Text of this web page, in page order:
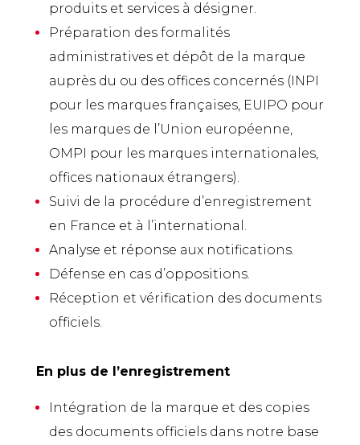
produits et services à désigner.
Préparation des formalités
administratives et dépôt de la marque
auprès du ou des offices concernés (INPI
pour les marques françaises, EUIPO pour
les marques de l’Union européenne,
OMPI pour les marques internationales,
offices nationaux étrangers).
Suivi de la procédure d’enregistrement
en France et à l’international.
Analyse et réponse aux notifications.
Défense en cas d’oppositions.
Réception et vérification des documents
officiels.
En plus de l’enregistrement
Intégration de la marque et des copies
des documents officiels dans notre base